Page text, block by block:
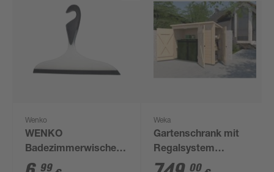
Wenko
WENKO
Badezimmerwischer
Loano Schwarz, mit
99
Weka
Gartenschrank mit
Regalsystem
naturfarben 215 x 152
00